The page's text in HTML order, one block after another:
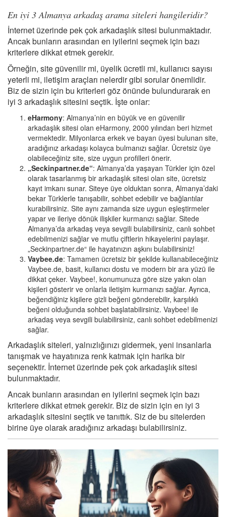
En iyi 3 Almanya arkadaş arama siteleri hangileridir?
İnternet üzerinde pek çok arkadaşlık sitesi bulunmaktadır.
Ancak bunların arasından en iyilerini seçmek için bazı
kriterlere dikkat etmek gerekir.
Örneğin, site güvenilir mi, üyelik ücretli mi, kullanıcı sayısı
yeterli mi, iletişim araçları nelerdir gibi sorular önemlidir.
Biz de sizin için bu kriterleri göz önünde bulundurarak en
iyi 3 arkadaşlık sitesini seçtik. İşte onlar:
eHarmony: Almanya’nin en büyük ve en güvenilir
arkadaşlık sitesi olan eHarmony, 2000 yılından beri hizmet
vermektedir. Milyonlarca erkek ve bayan üyesi bulunan site,
aradığınız arkadaşı kolayca bulmanızı sağlar. Ücretsiz üye
olabileceğiniz site, size uygun profilleri önerir.
„Seckinpartner.de“: Almanya’da yaşayan Türkler için özel
olarak tasarlanmış bir arkadaşlık sitesi olan site, ücretsiz
kayıt imkanı sunar. Siteye üye olduktan sonra, Almanya’daki
bekar Türklerle tanışabilir, sohbet edebilir ve bağlantılar
kurabilirsiniz. Site aynı zamanda size uygun eşleştirmeler
yapar ve ileriye dönük ilişkiler kurmanızı sağlar. Sitede
Almanya’da arkadaş veya sevgili bulabilirsiniz, canlı sohbet
edebilmenizi sağlar ve mutlu çiftlerin hikayelerini paylaşır.
„Seckinpartner.de“ ile hayatınızın aşkını bulabilirsiniz!
Vaybee.de: Tamamen ücretsiz bir şekilde kullanabileceğiniz
Vaybee.de, basit, kullanıcı dostu ve modern bir ara yüzü ile
dikkat çeker. Vaybee!, konumunuza göre size yakın olan
kişileri gösterir ve onlarla iletişim kurmanızı sağlar. Ayrıca,
beğendiğiniz kişilere gizli beğeni gönderebilir, karşılıklı
beğeni olduğunda sohbet başlatabilirsiniz. Vaybee! ile
arkadaş veya sevgili bulabilirsiniz, canlı sohbet edebilmenizi
sağlar.
Arkadaşlık siteleri, yalnızlığınızı gidermek, yeni insanlarla
tanışmak ve hayatınıza renk katmak için harika bir
seçenektir. İnternet üzerinde pek çok arkadaşlık sitesi
bulunmaktadır.
Ancak bunların arasından en iyilerini seçmek için bazı
kriterlere dikkat etmek gerekir. Biz de sizin için en iyi 3
arkadaşlık sitesini seçtik ve tanıttık. Siz de bu sitelerden
birine üye olarak aradığınız arkadaşı bulabilirsiniz.